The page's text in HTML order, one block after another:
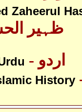
Zaheerul
ظہیر
- اردو
History